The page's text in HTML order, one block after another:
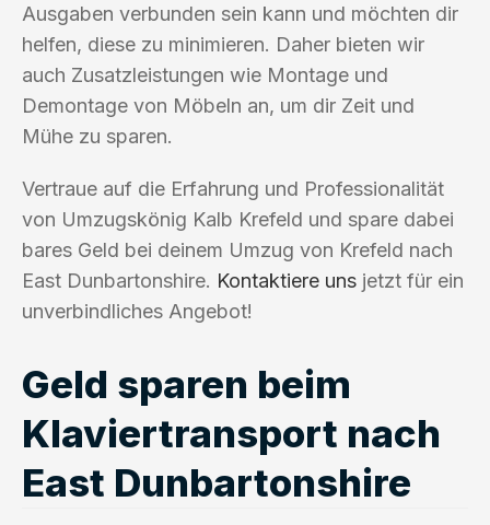
Ausgaben verbunden sein kann und möchten dir
helfen, diese zu minimieren. Daher bieten wir
auch Zusatzleistungen wie Montage und
Demontage von Möbeln an, um dir Zeit und
Mühe zu sparen.
Vertraue auf die Erfahrung und Professionalität
von Umzugskönig Kalb Krefeld und spare dabei
bares Geld bei deinem Umzug von Krefeld nach
East Dunbartonshire. Kontaktiere uns jetzt für ein
unverbindliches Angebot!
Geld sparen beim
Klaviertransport nach
East Dunbartonshire